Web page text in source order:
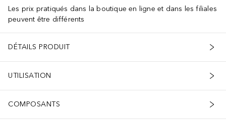
Les prix pratiqués dans la boutique en ligne et dans les filiales
peuvent être différents
DÉTAILS PRODUIT
UTILISATION
COMPOSANTS